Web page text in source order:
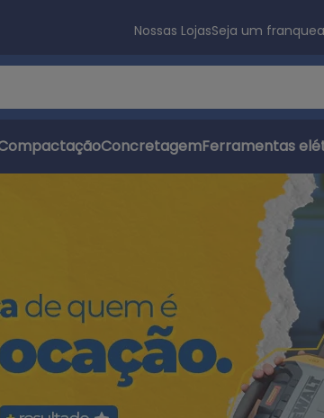
Nossas LojasSeja um
ConcretagemFerramentas